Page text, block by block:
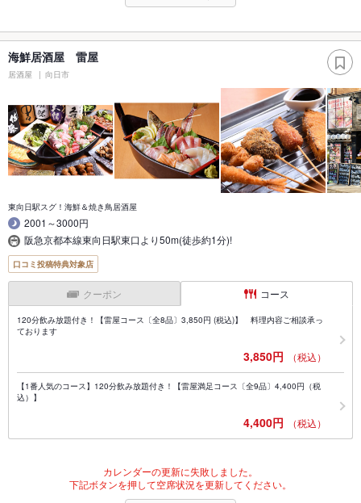
海鮮居酒屋 雷屋
居酒屋 向日市
東向日駅スグ！海鮮＆焼き鳥居酒屋
2001～3000円
阪急京都本線東向日駅東口より50m(徒歩約1分)!
口コミ投稿特典対象店
クーポン コース
120分飲み放題付き！【雷屋コース〔全8品〕3,850円 (税込)】 料理内容ご相談承っ
ております
3,850円 （税込）
【1番人気のコース】120分飲み放題付き！【雷屋満足コース〔全9品〕4,400円（税
込）】
4,400円 （税込）
カレンダーの更新に失敗しました。
下記ボタンを押して空席状況を更新してください。